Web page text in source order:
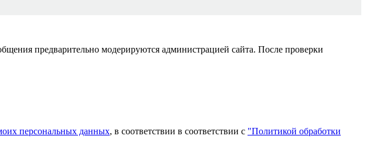
предварительно модерируются администрацией сайта. После проверки
персональных данных, в соответствии в соответствии с "Политикой обработки